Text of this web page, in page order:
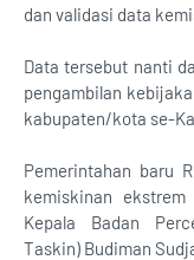
dan validasi data
Data tersebut nanti
pengambilan
kabupaten/kota se-
Pemerintahan baru
kemiskinan
Kepala Badan
Taskin) Budiman